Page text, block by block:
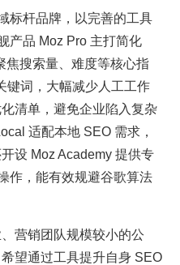
标杆品牌，以完善的工具
产品 Moz Pro 主打简化
焦搜索量、难度等核心指
键词，大幅减少人工工作
清单，避免企业陷入复杂
适配本地 SEO 需求，
设 Moz Academy 提供专
作，能有效规避谷歌算法
营销团队规模较小的公
望通过工具提升自身 SEO